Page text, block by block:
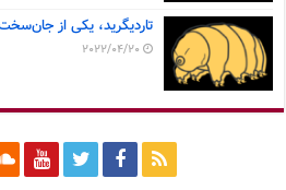
تاردیگرید، یکی از
2022/04/20